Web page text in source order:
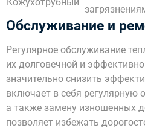
Обслуживание и
Регулярное обслуживание
их долговечной и
значительно снизить
включает в себя регулярную
а также замену изношенных
позволяет избежать